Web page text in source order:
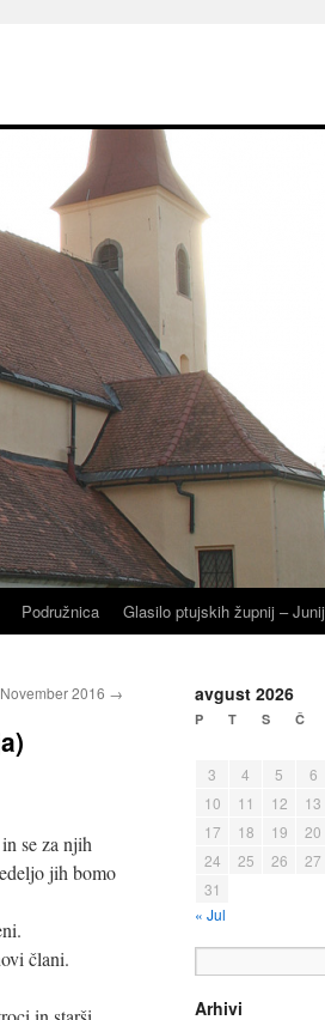
Podružnica Glasilo ptujskih župnij – Junij
November 2016 →
se za njih
jih bomo
člani.
avgust 2026
P T S Č
3
4 5 6
10
11 12 13
17
18 19 20
24
25 26 27
31
« Jul
Arhivi